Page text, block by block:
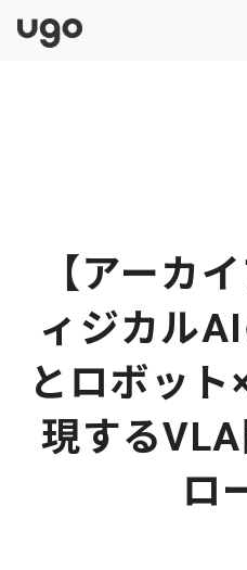
【アーカ
ィジカル
とロボット
現する
ロ